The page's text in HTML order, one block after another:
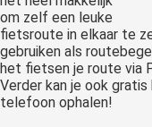
om zelf een leuke
fietsroute in elkaar te
gebruiken als
het fietsen je route via
Verder kan je ook
telefoon ophalen!